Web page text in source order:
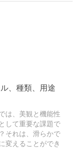
、種類、用途
は、美観と機能性
して重要な課題で
それは、滑らかで
変えることができ